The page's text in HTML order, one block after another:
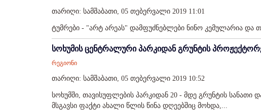
თარიღი: სამშაბათი, 05 თებერვალი 2019 11:01
ტუმრები - "არტ არეას" დამფუძნებლები ნინო კემულარია და
სოხუმის ცენტრალური პარკიდან გრუნტის
რეგიონი
თარიღი: სამშაბათი, 05 თებერვალი 2019 10:52
სოხუმში, თავისუფლების პარკიდან 20 - მდე გრუნტის
მსგავსი ფაქტი ახალი წლის წინა დღეებშიც მოხდა,...